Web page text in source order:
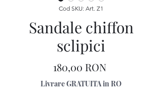
Cod SKU: Art. Z1
Sandale chiffon
sclipici
180,00 RONPreț
Livrare GRATUITA in RO